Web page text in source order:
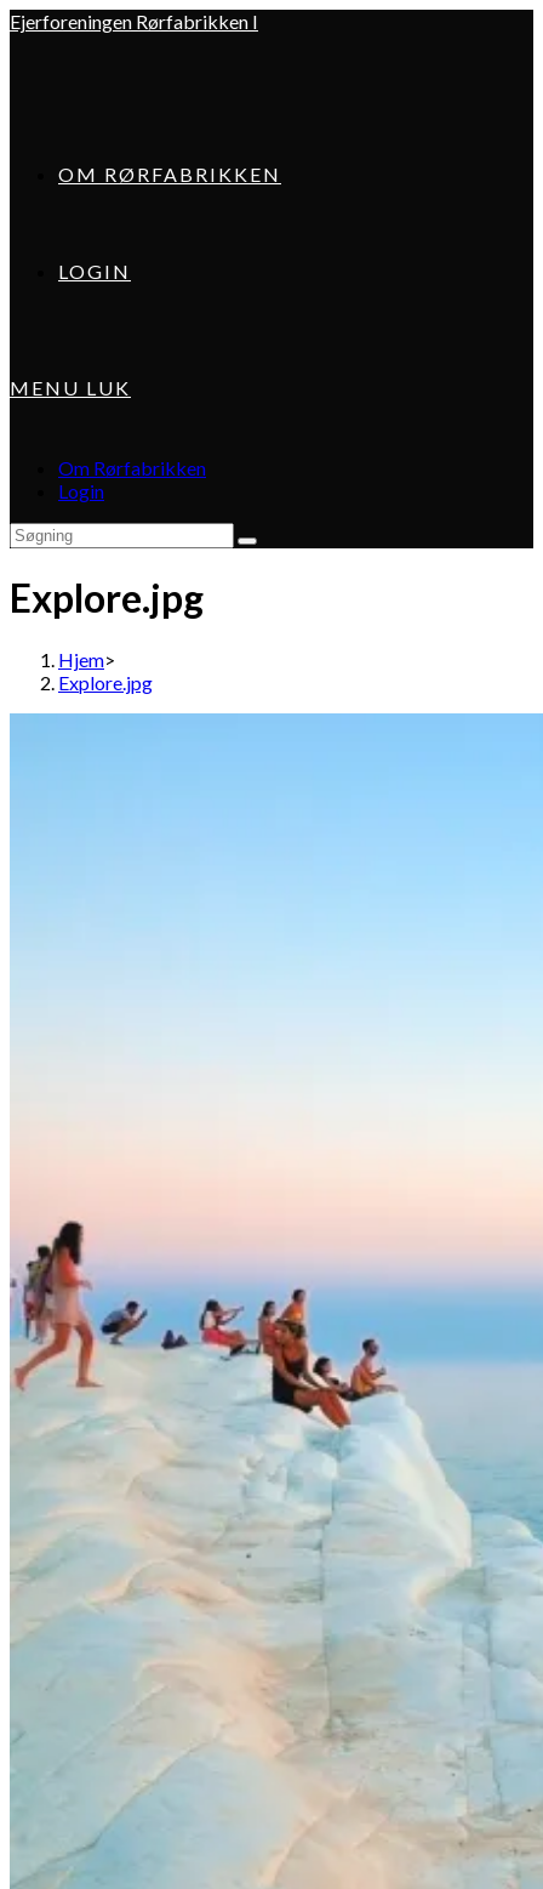
Skip
Ejerforeningen Rørfabrikken I
OM RØRFABRIKKEN
LOGIN
MENU LUK
Om Rørfabrikken
Login
Explore.jpg
Hjem>
Explore.jpg